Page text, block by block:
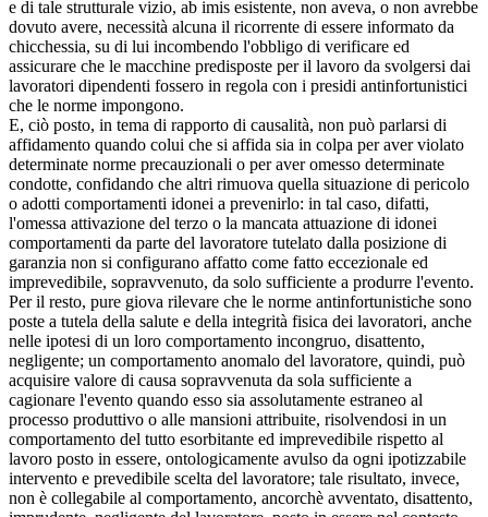
e di tale strutturale vizio, ab imis esistente, non aveva, o non avrebbe
dovuto avere, necessità alcuna il ricorrente di essere informato da
chicchessia, su di lui incombendo l'obbligo di verificare ed
assicurare che le macchine predisposte per il lavoro da svolgersi dai
lavoratori dipendenti fossero in regola con i presidi antinfortunistici
che le norme impongono.
E, ciò posto, in tema di rapporto di causalità, non può parlarsi di
affidamento quando colui che si affida sia in colpa per aver violato
determinate norme precauzionali o per aver omesso determinate
condotte, confidando che altri rimuova quella situazione di pericolo
o adotti comportamenti idonei a prevenirlo: in tal caso, difatti,
l'omessa attivazione del terzo o la mancata attuazione di idonei
comportamenti da parte del lavoratore tutelato dalla posizione di
garanzia non si configurano affatto come fatto eccezionale ed
imprevedibile, sopravvenuto, da solo sufficiente a produrre l'evento.
Per il resto, pure giova rilevare che le norme antinfortunistiche sono
poste a tutela della salute e della integrità fisica dei lavoratori, anche
nelle ipotesi di un loro comportamento incongruo, disattento,
negligente; un comportamento anomalo del lavoratore, quindi, può
acquisire valore di causa sopravvenuta da sola sufficiente a
cagionare l'evento quando esso sia assolutamente estraneo al
processo produttivo o alle mansioni attribuite, risolvendosi in un
comportamento del tutto esorbitante ed imprevedibile rispetto al
lavoro posto in essere, ontologicamente avulso da ogni ipotizzabile
intervento e prevedibile scelta del lavoratore; tale risultato, invece,
non è collegabile al comportamento, ancorchè avventato, disattento,